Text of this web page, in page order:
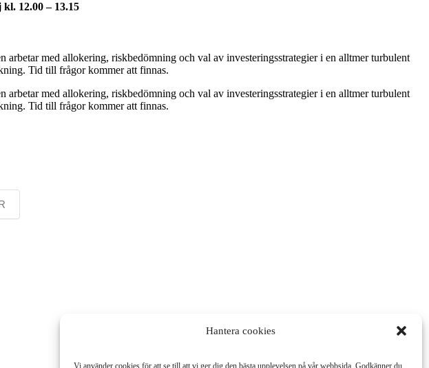
Hantera cookies
Vi använder cookies för att se till att vi ger dig den bästa upplevelsen på vår webbsida. Godkänner du
12.00 – 13.15
med allokering, riskbedömning och val av investeringsstrategier i en alltmer turbulent
Tid till frågor kommer att finnas.
med allokering, riskbedömning och val av investeringsstrategier i en alltmer turbulent
Tid till frågor kommer att finnas.